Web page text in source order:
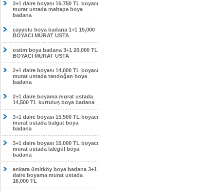
3+1 daire boyası 16,750 TL boyacı
murat ustada maltepe boya
badana
çayyolu boya badana 1+1 15,000
BOYACI MURAT USTA
ostim boya badana 3+1 20,000 TL
BOYACI MURAT USTA
2+1 daire boyası 14,000 TL boyacı
murat ustada tandoğan boya
badana
2+1 daire boyama murat ustada
14,500 TL kurtuluş boya badana
3+1 daire boyası 15,500 TL boyacı
murat ustada balgat boya
badana
3+1 daire boyası 15,000 TL boyacı
murat ustada lalegül boya
badana
ankara ümitköy boya badana 3+1
daire boyama murat ustada
16,000 TL